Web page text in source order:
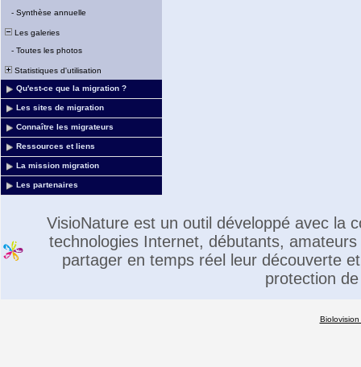
- Synthèse annuelle
Les galeries
- Toutes les photos
Statistiques d'utilisation
Qu'est-ce que la migration ?
Les sites de migration
Connaître les migrateurs
Ressources et liens
La mission migration
Les partenaires
VisioNature est un outil développé avec la
technologies Internet, débutants,
partager en temps réel leur découverte
protection
Biolovision